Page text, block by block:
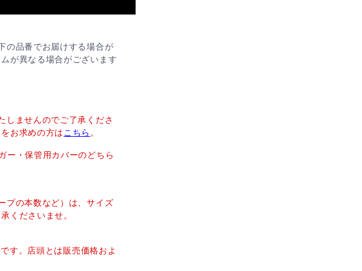
の品番でお届けする場合が
が異なる場合がございます
しませんのでご了承くださ
お求めの方はこちら 。
ー・保管用カバーのどちら
プの本数など）は、サイズ
くださいませ。
す。店頭とは販売価格およ